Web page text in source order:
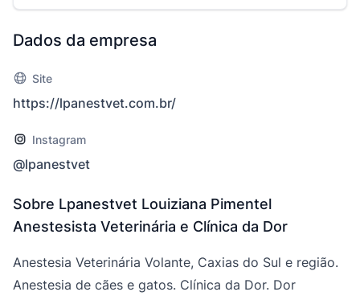
Dados da empresa
Site
https://lpanestvet.com.br/
Instagram
@lpanestvet
Sobre Lpanestvet Louiziana Pimentel
Anestesista Veterinária e Clínica da Dor
Anestesia Veterinária Volante, Caxias do Sul e região.
Anestesia de cães e gatos. Clínica da Dor. Dor